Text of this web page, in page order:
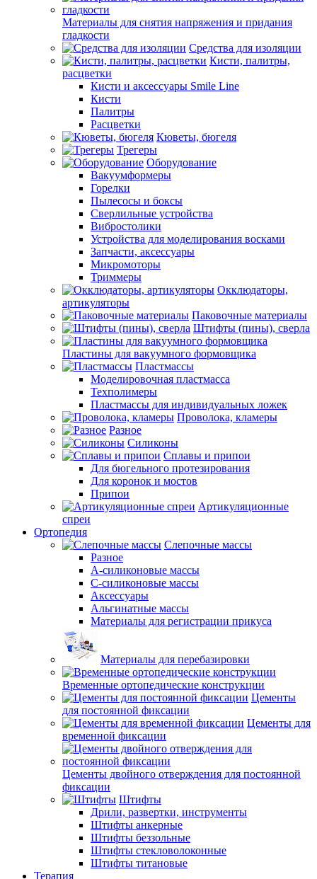
Материалы для снятия напряжения и придания
гладкости
Средства для изоляции
Кисти, палитры,
расцветки
Кисти и аксессуары Smile Line
Кисти
Палитры
Расцветки
Кюветы, бюгеля
Трегеры
Оборудование
Вакуумформеры
Горелки
Пылесосы и боксы
Сверлильные устройства
Вибростолики
Устройства для моделирования восками
Запчасти, аксессуары
Микромоторы
Триммеры
Окклюдаторы,
артикуляторы
Паковочные материалы
Штифты (пины), сверла
Пластины для вакуумного формовщика
Пластмассы
Моделировочная пластмасса
Техполимеры
Пластмассы для индивидуальных ложек
Проволока, кламеры
Разное
Силиконы
Сплавы и припои
Для бюгельного протезирования
Для коронок и мостов
Припои
Артикуляционные
спреи
Ортопедия
Слепочные массы
Разное
А-силиконовые массы
С-силиконовые массы
Аксессуары
Альгинатные массы
Материалы для регистрации прикуса
Материалы для перебазировки
Временные ортопедические конструкции
Цементы
для постоянной фиксации
Цементы для
временной фиксации
Цементы двойного отверждения для постоянной
фиксации
Штифты
Дрили, развертки, инструменты
Штифты анкерные
Штифты беззольные
Штифты стекловолоконные
Штифты титановые
Терапия